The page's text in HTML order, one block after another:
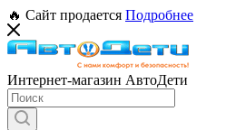
🔥 Сайт продается Подробнее
Интернет-магазин АвтоДети